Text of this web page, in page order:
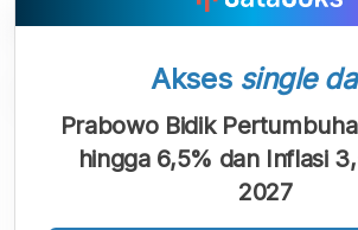
Akses single
Prabowo Bidik
hingga 6,5% dan Inflasi
2027